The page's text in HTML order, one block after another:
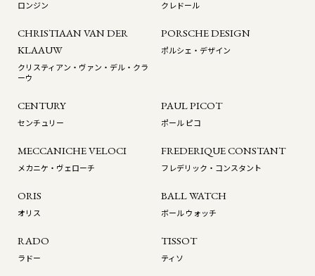
ロンジン クレドール
CHRISTIAAN VAN DER
KLAAUW
クリスティアン・ヴァン・デル・クラ
ーウ
PORSCHE DESIGN
ポルシェ・デザイン
CENTURY
センチュリー
PAUL PICOT
ポール ピコ
MECCANICHE VELOCI
メカニケ・ヴェローチ
FREDERIQUE CONSTANT
フレデリック・コンスタント
ORIS
オリス
BALL WATCH
ボール ウォッチ
RADO
ラドー
TISSOT
ティソ